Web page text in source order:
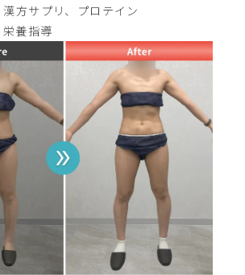
方サプリ、プロテイン
栄養指導